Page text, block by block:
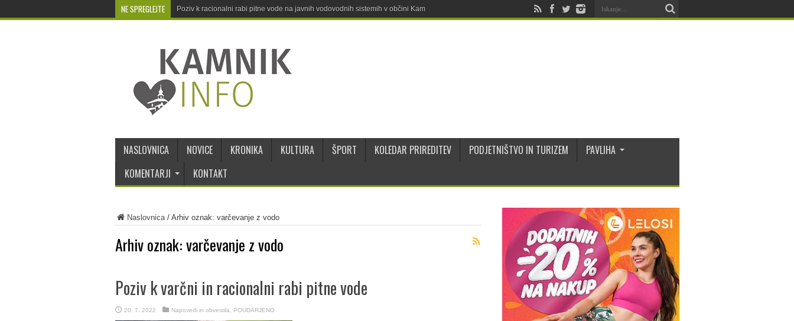
NE SPREGLEJTE Poziv k racionalni rabi pitne vode na javnih vodovodnih sistemih v občini Kamnik
NASLOVNICA NOVICE KRONIKA KULTURA ŠPORT KOLEDAR PRIREDITEV PODJETNIŠTVO IN TURIZEM
PAVLIHA
KOMENTARJI
KONTAKT
Naslovnica/ Arhiv oznak: varčevanje z vodo
Arhiv oznak:varčevanje z vodo
Poziv k varčni in racionalni rabi pitne vode
20. 7. 2022 Napovedi in obvestila POUDARJENO